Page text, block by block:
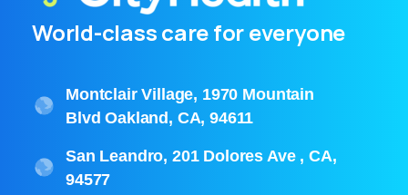
World-class care for everyone
Montclair Village, 1970 Mountain
Blvd Oakland, CA, 94611
San Leandro, 201 Dolores Ave , CA,
94577